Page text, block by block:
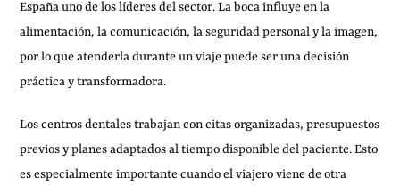
España uno de los líderes del sector. La boca influye en la
alimentación, la comunicación, la seguridad personal y la imagen,
por lo que atenderla durante un viaje puede ser una decisión
práctica y transformadora.
Los centros dentales trabajan con citas organizadas, presupuestos
previos y planes adaptados al tiempo disponible del paciente. Esto
es especialmente importante cuando el viajero viene de otra